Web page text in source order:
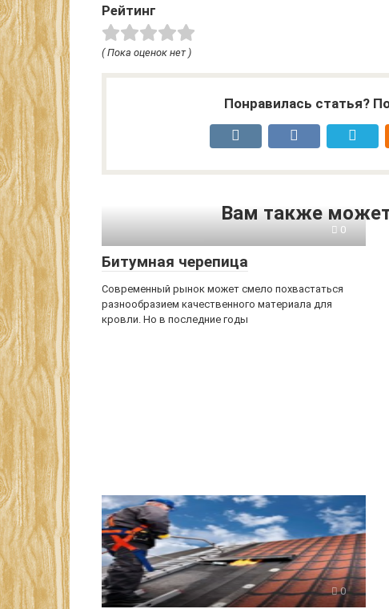
Рейтинг
( Пока оценок нет )
Понравилась статья?
Вам также
0
Битумная черепица
Современный рынок может смело похвастаться
разнообразием качественного материала для
кровли. Но в последние годы
0